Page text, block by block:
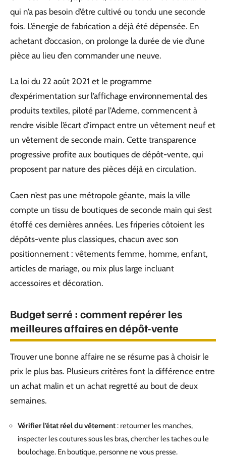
qui n’a pas besoin d’être cultivé ou tondu une seconde
fois. L’énergie de fabrication a déjà été dépensée. En
achetant d’occasion, on prolonge la durée de vie d’une
pièce au lieu d’en commander une neuve.
La loi du 22 août 2021 et le programme
d’expérimentation sur l’affichage environnemental des
produits textiles, piloté par l’Ademe, commencent à
rendre visible l’écart d’impact entre un vêtement neuf et
un vêtement de seconde main. Cette transparence
progressive profite aux boutiques de dépôt-vente, qui
proposent par nature des pièces déjà en circulation.
Caen n’est pas une métropole géante, mais la ville
compte un tissu de boutiques de seconde main qui s’est
étoffé ces dernières années. Les friperies côtoient les
dépôts-vente plus classiques, chacun avec son
positionnement : vêtements femme, homme, enfant,
articles de mariage, ou mix plus large incluant
accessoires et décoration.
Budget serré : comment repérer les
meilleures affaires en dépôt-vente
Trouver une bonne affaire ne se résume pas à choisir le
prix le plus bas. Plusieurs critères font la différence entre
un achat malin et un achat regretté au bout de deux
semaines.
Vérifier l’état réel du vêtement: retourner les manches,
inspecter les coutures sous les bras, chercher les taches ou le
boulochage. En boutique, personne ne vous presse.